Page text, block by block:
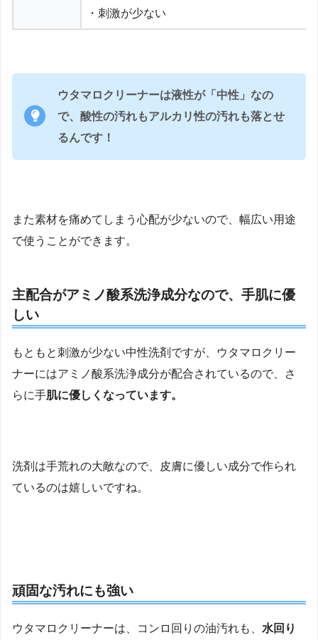
・刺激が少ない
ウタマロクリーナーは液性が「中性」なの
で、酸性の汚れもアルカリ性の汚れも落とせ
るんです！
また素材を痛めてしまう心配が少ないので、幅広い用途
で使うことができます。
主配合がアミノ酸系洗浄成分なので、手肌に優
しい
もともと刺激が少ない中性洗剤ですが、ウタマロクリー
ナーにはアミノ酸系洗浄成分が配合されているので、さ
らに手肌に優しくなっています。
洗剤は手荒れの大敵なので、皮膚に優しい成分で作られ
ているのは嬉しいですね。
頑固な汚れにも強い
ウタマロクリーナーは、コンロ回りの油汚れも、 水回り